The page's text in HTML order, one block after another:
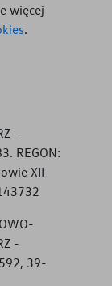
więcej
.
-
REGON:
XII
-
39-